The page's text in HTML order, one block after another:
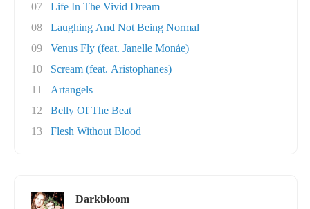
07
Life In The Vivid Dream
08
Laughing And Not Being Normal
09
Venus Fly (feat. Janelle Monáe)
10
Scream (feat. Aristophanes)
11
Artangels
12
Belly Of The Beat
13
Flesh Without Blood
Darkbloom